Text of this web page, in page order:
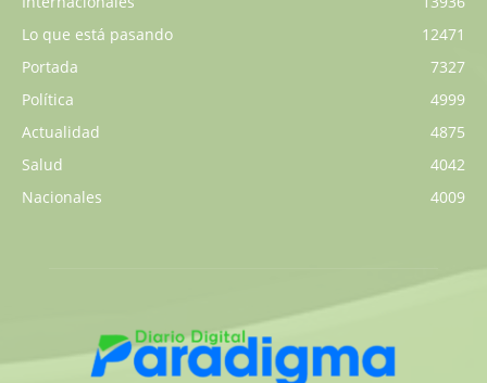
Lo que está pasando
12471
Portada
7327
Política
4999
Actualidad
4875
Salud
4042
Nacionales
4009